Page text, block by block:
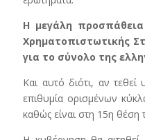
Η μεγάλη
Χρηματοπιστωτικής
για το σύνολο της
Και αυτό διότι, αν
επιθυμία ορισμένων
καθώς είναι στη 15η